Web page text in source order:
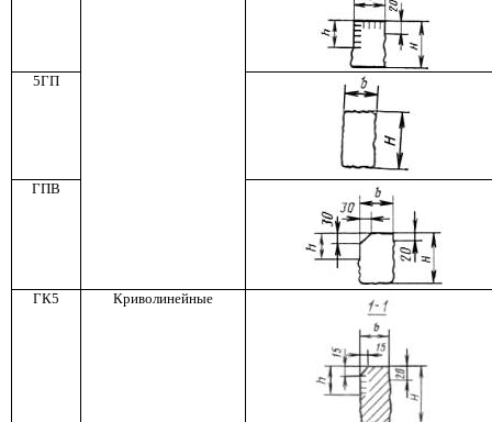
5ГП
ГПВ
ГК5 Криволинейные